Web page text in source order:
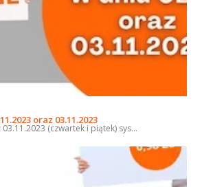
oraz 03.11.2023
(czwartek i piątek) sys...